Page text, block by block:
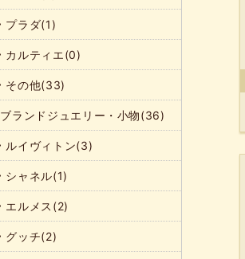
プラダ(1)
カルティエ(0)
その他(33)
ブランドジュエリー・小物(36)
ルイヴィトン(3)
シャネル(1)
エルメス(2)
グッチ(2)